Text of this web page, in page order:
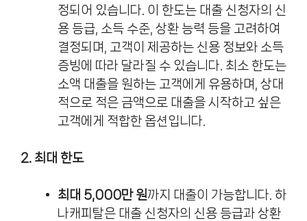
정되어 있습니다. 이 한도는 대출 신청자의 신
용 등급, 소득 수준, 상환 능력 등을 고려하여
결정되며, 고객이 제공하는 신용 정보와 소득
증빙에 따라 달라질 수 있습니다. 최소 한도는
소액 대출을 원하는 고객에게 유용하며, 상대
적으로 적은 금액으로 대출을 시작하고 싶은
고객에게 적합한 옵션입니다.
2. 최대 한도
최대 5,000만 원까지 대출이 가능합니다. 하
나캐피탈은 대출 신청자의 신용 등급과 상환